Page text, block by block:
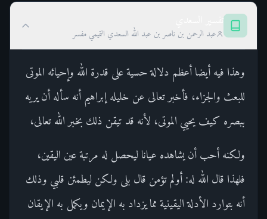
عبد الرحمن بن ناصر بن عبد الله السعدي التميمي مفسر
وهذا فيه أيضا أعظم دلالة حسية على قدرة الله وإحيائه الموتى
للبعث والجزاء، فأخبر تعالى عن خليله إبراهيم أنه سأله أن يريه
ببصره كيف يحيي الموتى، لأنه قد تيقن ذلك بخبر الله تعالى،
ولكنه أحب أن يشاهده عيانا ليحصل له مرتبة عين اليقين،
فلهذا قال الله له: أولم تؤمن قال بلى ولكن ليطمئن قلبي وذلك
أنه بتوارد الأدلة اليقينية مما يزداد به الإيمان ويكمل به الإيقان